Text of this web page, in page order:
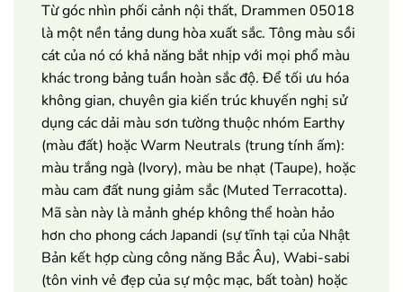
Từ góc nhìn phối cảnh nội thất, Drammen 05018
là một nền tảng dung hòa xuất sắc. Tông màu sồi
cát của nó có khả năng bắt nhịp với mọi phổ màu
khác trong bảng tuần hoàn sắc độ. Để tối ưu hóa
không gian, chuyên gia kiến trúc khuyến nghị sử
dụng các dải màu sơn tường thuộc nhóm Earthy
(màu đất) hoặc Warm Neutrals (trung tính ấm):
màu trắng ngà (Ivory), màu be nhạt (Taupe), hoặc
màu cam đất nung giảm sắc (Muted Terracotta).
Mã sàn này là mảnh ghép không thể hoàn hảo
hơn cho phong cách Japandi (sự tĩnh tại của Nhật
Bản kết hợp cùng công năng Bắc Âu), Wabi-sabi
(tôn vinh vẻ đẹp của sự mộc mạc, bất toàn) hoặc